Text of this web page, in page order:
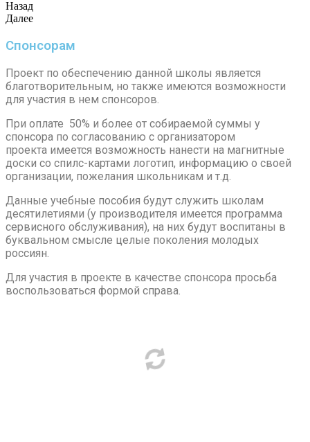
Назад
Далее
Спонсорам
Проект по обеспечению данной школы является
благотворительным, но также имеются возможности
для участия в нем спонсоров.
При оплате 50% и более от собираемой суммы у
спонсора по согласованию с организатором
проекта имеется возможность нанести на магнитные
доски со спилс-картами логотип, информацию о своей
организации, пожелания школьникам и т.д.
Данные учебные пособия будут служить школам
десятилетиями (у производителя имеется программа
сервисного обслуживания), на них будут воспитаны в
буквальном смысле целые поколения молодых
россиян.
Для участия в проекте в качестве спонсора просьба
воспользоваться формой справа.